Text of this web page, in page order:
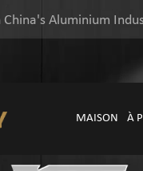
China's Aluminium
MAISON À